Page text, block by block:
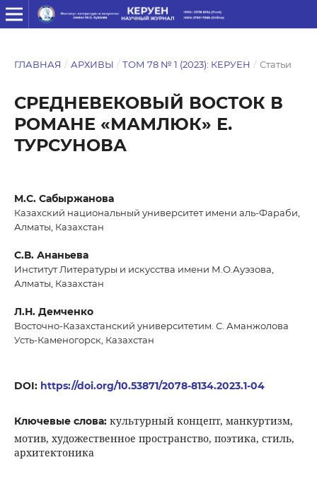
ГЛАВНАЯ / АРХИВЫ / ТОМ 78 № 1 (2023): КЕРУЕН / Статьи
СРЕДНЕВЕКОВЫЙ ВОСТОК В
РОМАНЕ «МАМЛЮК» Е.
ТУРСУНОВА
M.С. Сабыржанова
Казахский национальный университет имени аль-Фараби,
Алматы, Казахстан
С.В. Ананьева
Институт Литературы и искусства имени М.О.Ауэзова,
Алматы, Казахстан
Л.Н. Демченко
Восточно-Казахстанский университетим. С. Аманжолова
Усть-Каменогорск, Казахстан
DOI: https://doi.org/10.53871/2078-8134.2023.1-04
Ключевые слова: культурный концепт, манкуртизм,
мотив, художественное пространство, поэтика, стиль,
архитектоника